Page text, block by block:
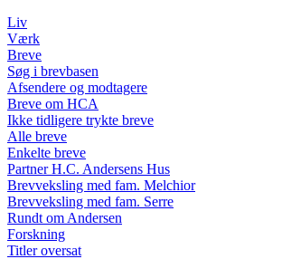
Liv
Værk
Breve
Søg i brevbasen
Afsendere og modtagere
Breve om HCA
Ikke tidligere trykte breve
Alle breve
Enkelte breve
Partner H.C. Andersens Hus
Brevveksling med fam. Melchior
Brevveksling med fam. Serre
Rundt om Andersen
Forskning
Titler oversat